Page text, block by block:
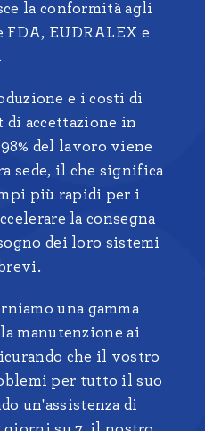
la conformità agli
EUDRALEX e
e i costi di
di accettazione in
del lavoro viene
sede, il che significa
più rapidi per i
la consegna
dei loro sistemi
una gamma
manutenzione ai
che il vostro
per tutto il suo
un'assistenza di